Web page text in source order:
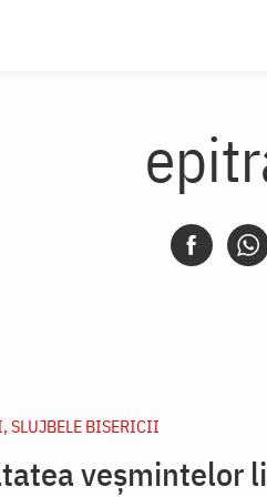
SLUJBELE BISERICII
veșmintelor